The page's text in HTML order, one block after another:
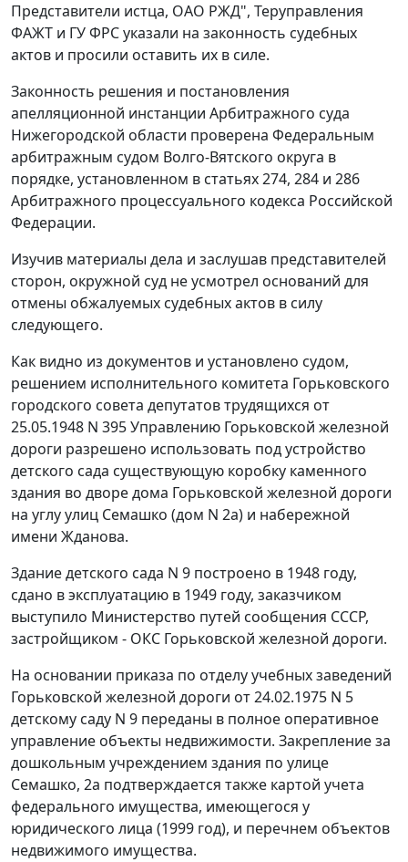
Представители истца, ОАО РЖД", Теруправления
ФАЖТ и ГУ ФРС указали на законность судебных
актов и просили оставить их в силе.
Законность решения и постановления
апелляционной инстанции Арбитражного суда
Нижегородской области проверена Федеральным
арбитражным судом Волго-Вятского округа в
порядке, установленном в статьях 274, 284 и 286
Арбитражного процессуального кодекса Российской
Федерации.
Изучив материалы дела и заслушав представителей
сторон, окружной суд не усмотрел оснований для
отмены обжалуемых судебных актов в силу
следующего.
Как видно из документов и установлено судом,
решением исполнительного комитета Горьковского
городского совета депутатов трудящихся от
25.05.1948 N 395 Управлению Горьковской железной
дороги разрешено использовать под устройство
детского сада существующую коробку каменного
здания во дворе дома Горьковской железной дороги
на углу улиц Семашко (дом N 2а) и набережной
имени Жданова.
Здание детского сада N 9 построено в 1948 году,
сдано в эксплуатацию в 1949 году, заказчиком
выступило Министерство путей сообщения СССР,
застройщиком - ОКС Горьковской железной дороги.
На основании приказа по отделу учебных заведений
Горьковской железной дороги от 24.02.1975 N 5
детскому саду N 9 переданы в полное оперативное
управление объекты недвижимости. Закрепление за
дошкольным учреждением здания по улице
Семашко, 2а подтверждается также картой учета
федерального имущества, имеющегося у
юридического лица (1999 год), и перечнем объектов
недвижимого имущества.